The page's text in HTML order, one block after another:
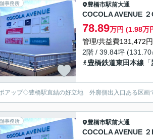
事務所 豊橋市駅前大通
COCOLA AVENUE ２
78.89万円 (1.98万
管理/共益費131,472円
2階 / 39.84坪
豊橋鉄道東田本線 「
アップ◇豊橋駅直結の好立地 外廓側出入口ある区画
事務所 豊橋市駅前大通
COCOLA AVENUE ２